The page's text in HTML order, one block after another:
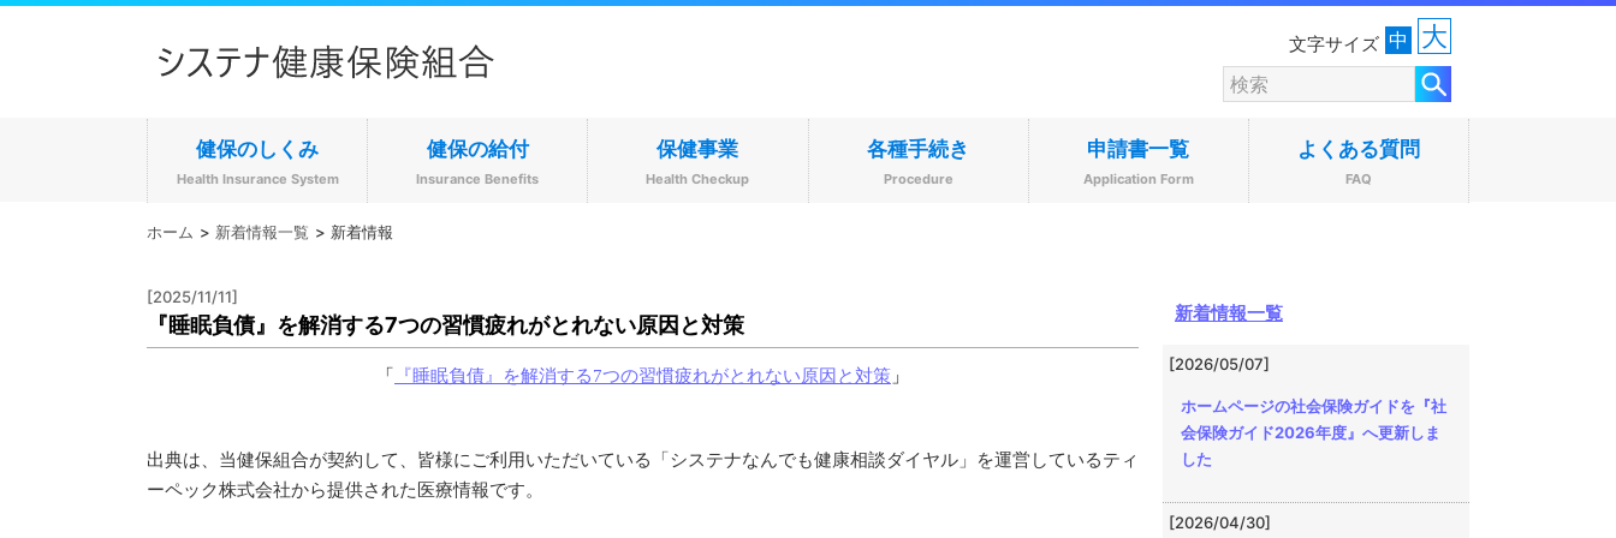
文字サイズ 中 大
健保のしくみ
Health Insurance System
健保の給付
Insurance Benefits
保健事業
Health Checkup
各種手続き
Procedure
申請書一覧
Application Form
よくある質問
FAQ
ホーム 新着情報一覧 新着情報
[2025/11/11]
『睡眠負債』を解消する7つの習慣疲れがとれない原因と対策
「 『睡眠負債』を解消する7つの習慣疲れがとれない原因と対策 」
出典は、当健保組合が契約して、皆様にご利用いただいている「システナなんでも健康相談ダイヤル」を運営しているティ
ーペック株式会社から提供された医療情報です。
新着情報一覧
[2026/05/07]
ホームページの社会保険ガイドを『社
会保険ガイド2026年度』へ更新しま
した
[2026/04/30]